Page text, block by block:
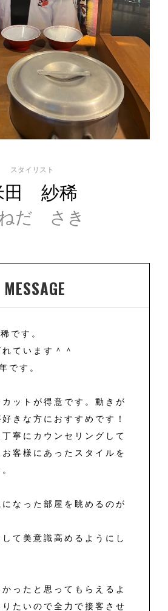
スタイリスト
田 紗稀
だ さき
MESSAGE
です。
ています＾＾
です。
ットが得意です。動きが
きな方におすすめです！
寧にカウンセリングして
客様にあったスタイルを
なった部屋を眺めるのが
て美意識高めるようにし
ったと思ってもらえるよ
たいので全力で接客させ